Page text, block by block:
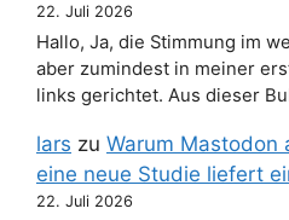
22. Juli 2026
Hallo, Ja, die Stimmung im
aber zumindest in meiner
links gerichtet. Aus dieser
lars zu Warum Mastodon
eine neue Studie liefert
22. Juli 2026